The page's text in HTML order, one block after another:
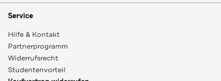
Service
Hilfe & Kontakt
Partnerprogramm
Widerrufsrecht
Studentenvorteil